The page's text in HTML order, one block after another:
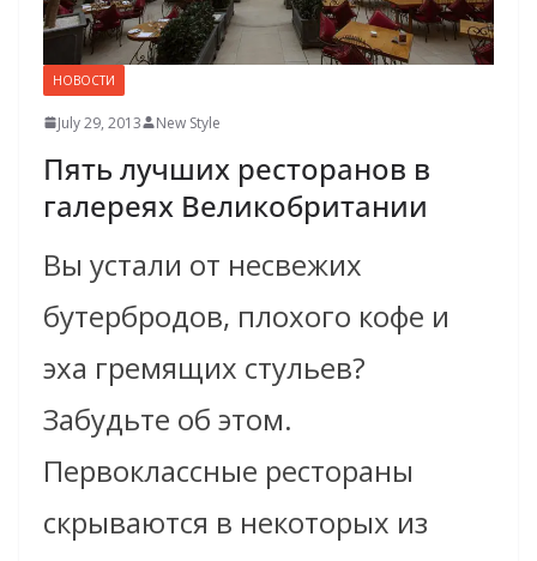
НОВОСТИ
July 29, 2013 New Style
Пять лучших ресторанов в
галереях Великобритании
Вы устали от несвежих
бутербродов, плохого кофе и
эха гремящих стульев?
Забудьте об этом.
Первоклассные рестораны
скрываются в некоторых из